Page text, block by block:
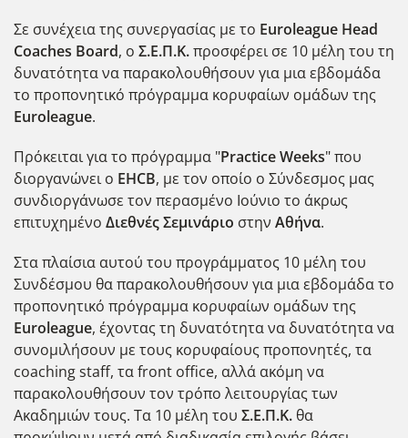
Σε συνέχεια της συνεργασίας με το Euroleague Head
Coaches Board, ο Σ.Ε.Π.Κ.προσφέρει σε 10 μέλη του τη
δυνατότητα να παρακολουθήσουν για μια εβδομάδα
το προπονητικό πρόγραμμα κορυφαίων ομάδων της
Euroleague.
Πρόκειται για το πρόγραμμα "PracticeWeeks" που
διοργανώνει ο EHCB, με τον οποίο ο Σύνδεσμος μας
συνδιοργάνωσε τον περασμένο Ιούνιο το άκρως
επιτυχημένο Διεθνές Σεμινάριο στην Αθήνα.
Στα πλαίσια αυτού του προγράμματος 10 μέλη του
Συνδέσμου θα παρακολουθήσουν για μια εβδομάδα το
προπονητικό πρόγραμμα κορυφαίων ομάδων της
Euroleague, έχοντας τη δυνατότητα να δυνατότητα να
συνομιλήσουν με τους κορυφαίους προπονητές, τα
coaching staff, τα front office, αλλά ακόμη να
παρακολουθήσουν τον τρόπο λειτουργίας των
Ακαδημιών τους. Τα 10 μέλη του Σ.Ε.Π.Κ. θα